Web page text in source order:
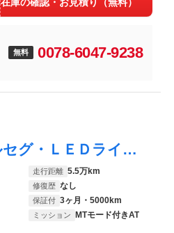
在庫の確認・お見積り（無料）
無料 0078-6047-9238
グレイス ハイブリッドＥＸ ・純正ナビ＆フルセグ・ＬＥＤライト・バックカメラ・ハーフレザーＶｒ実走５４，６１０ｋｍ禁煙車！
走行距離 5.5万km
修復歴 なし
保証付 3ヶ月・5000km
ミッション MTモード付きAT